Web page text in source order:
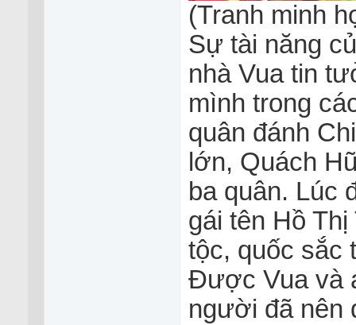
(Tranh minh
Sự tài năng
nhà Vua tin
mình trong
quân đánh
lớn, Quách
ba quân. Lúc
gái tên Hồ
tộc, quốc sắc
Được Vua và
người đã nên